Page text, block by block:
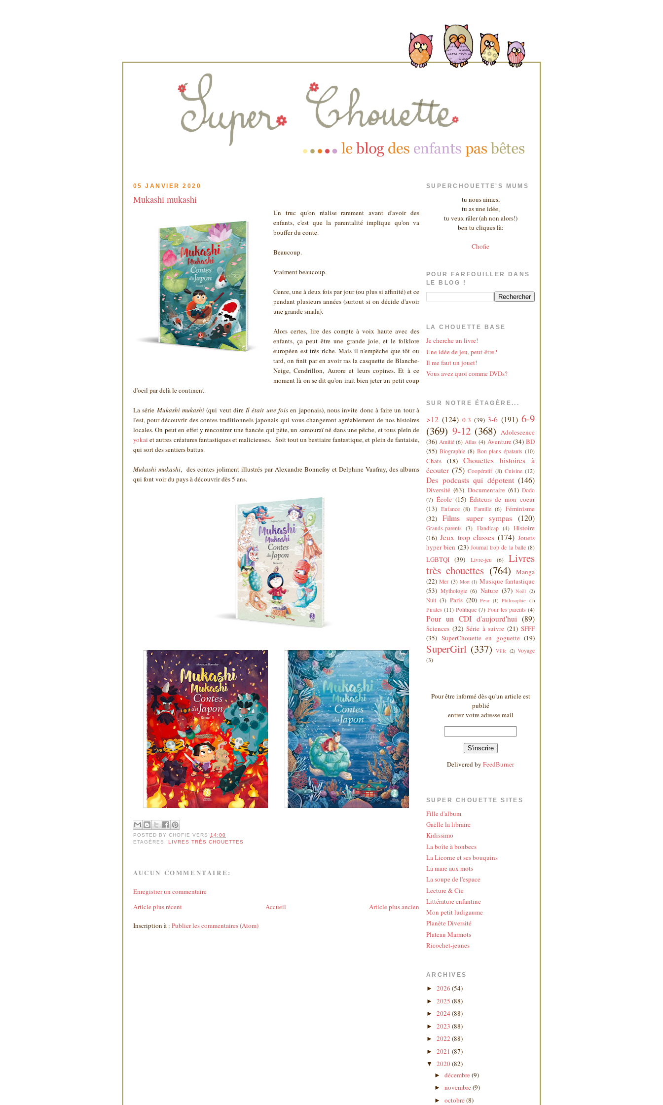
05 JANVIER 2020
Mukashi mukashi
Un truc qu'on réalise rarement avant d'avoir des
enfants, c'est que la parentalité implique qu'on va
bouffer du conte.
Beaucoup.
Vraiment beaucoup.
Genre, une à deux fois par jour (ou plus si affinité) et ce
pendant plusieurs années (surtout si on décide d'avoir
une grande smala).
Alors certes, lire des compte à voix haute avec des
enfants, ça peut être une grande joie, et le folklore
européen est très riche. Mais il n'empêche que tôt ou
tard, on finit par en avoir ras la casquette de Blanche-
Neige, Cendrillon, Aurore et leurs copines. Et à ce
moment là on se dit qu'on irait bien jeter un petit coup
d'oeil par delà le continent.
La série Mukashi mukashi(qui veut direIl était une fois en japonais), nous invite donc à faire un tour à
l'est, pour découvrir des contes traditionnels japonais qui vous changeront agréablement de nos histoires
locales. On peut en effet y rencontrer une fiancée qui pète, un samouraï né dans une pêche, et tous plein de
yokai et autres créatures fantastiques et malicieuses. Soit tout un bestiaire fantastique, et plein de fantaisie,
qui sort des sentiers battus.
Mukashi mukashi, des contes joliment illustrés par Alexandre Bonnefoy et Delphine Vaufray, des albums
qui font voir du pays à découvrir dès 5 ans.
POSTED BYCHOFIE VERS 14:00
ETAGÈRES:LIVRES TRÈS CHOUETTES
AUCUN COMMENTAIRE:
Enregistrer un commentaire
Article plus récent
Article plus ancien
Accueil
Inscription à : Publier les commentaires (Atom)
SUPERCHOUETTE'S MUMS
tu nous aimes,
tu as une idée,
tu veux râler (ah non alors!)
ben tu cliques là:
Chofie
POUR FARFOUILLER DANS
LE BLOG !
LA CHOUETTE BASE
Je cherche un livre!
Une idée de jeu, peut-être?
Il me faut un jouet!
Vous avez quoi comme DVDs?
SUR NOTRE ÉTAGÈRE...
>12 (124) 0-3 (39) 3-6 (191) 6-9
(369) 9-12 (368)
Adolescence
(36) Amitié (6) Atlas (4) Aventure (34) BD
(55) Biographie (8) Bon plans épatants (10)
Chats (18)
Chouettes histoires à
écouter (75) Coopératif (8) Cuisine (12)
Des podcasts qui dépotent (146)
Diversité (63) Documentaire (61) Dodo
(7) École (15) Éditeurs de mon coeur
(13) Enfance (8) Famille (6) Féminisme
(32)
Films super sympas (120)
Grands-parents (3) Handicap (4) Histoire
(16) Jeux trop classes (174) Jouets
hyper bien (23) Journal trop de la balle (8)
LGBTQI (39) Livre-jeu (6)
Livres
très chouettes (764)
Manga
(22) Mer (3) Mort (1) Musique fantastique
(53) Mythologie (6) Nature (37) Noël (2)
Nuit (3) Paris (20) Peur (1) Philosophie (1)
Pirates (11) Politique (7) Pour les parents (4)
Pour un CDI d'aujourd'hui (89)
Sciences (32) Série à suivre (21) SFFF
(35) SuperChouette en goguette (19)
SuperGirl (337) Ville (2) Voyage
(3)
Pour être informé dès qu'un article est
publié
entrez votre adresse mail
Delivered by FeedBurner
SUPER CHOUETTE SITES
Fille d'album
Gaëlle la libraire
Kidissimo
La boîte à bonbecs
La Licorne et ses bouquins
La mare aux mots
La soupe de l'espace
Lecture & Cie
Littérature enfantine
Mon petit ludigaume
Planète Diversité
Plateau Marmots
Ricochet-jeunes
ARCHIVES
► 2026 (54)
► 2025 (88)
► 2024 (88)
► 2023 (88)
► 2022 (88)
► 2021 (87)
▼ 2020(82)
► décembre (9)
► novembre (9)
► octobre (8)